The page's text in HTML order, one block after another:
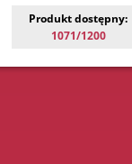
Produkt dostępny:
1071/1200